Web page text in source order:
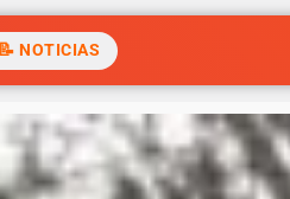
📝 NOTICIAS